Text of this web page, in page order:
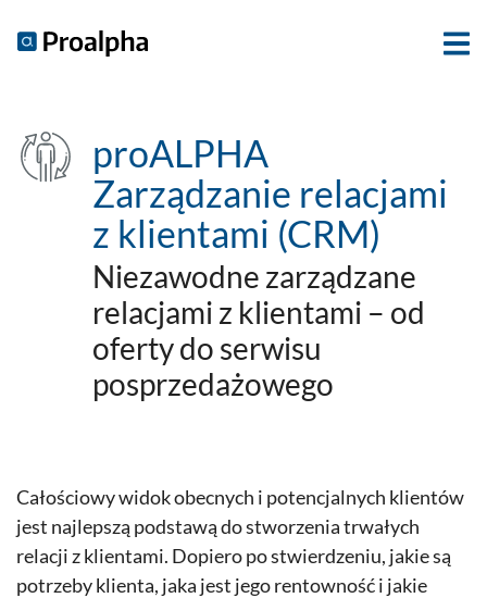
proALPHA
Zarządzanie relacjami
z klientami (CRM)
Niezawodne zarządzane
relacjami z klientami – od
oferty do serwisu
posprzedażowego
Całościowy widok obecnych i potencjalnych klientów
jest najlepszą podstawą do stworzenia trwałych
relacji z klientami. Dopiero po stwierdzeniu, jakie są
potrzeby klienta, jaka jest jego rentowność i jakie